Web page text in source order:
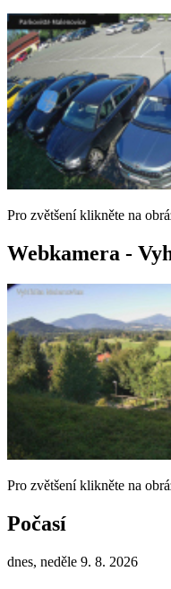
Pro zvětšení klikněte na
Webkamera -
Pro zvětšení klikněte na
Počasí
dnes, neděle 9. 8. 2026